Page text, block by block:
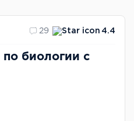
29 4.4
по биологии с